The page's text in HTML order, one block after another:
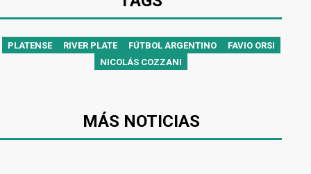
PLATENSE RIVER PLATE FÚTBOL ARGENTINO
FAVIO ORSI
NICOLÁS COZZANI
MÁS NOTICIAS